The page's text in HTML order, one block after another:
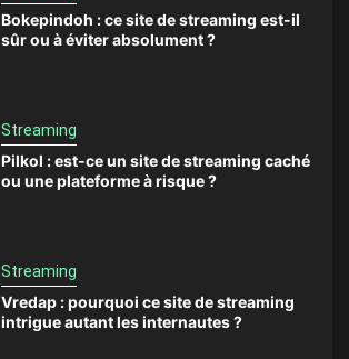
Bokepindoh : ce site de streaming est-il
sûr ou à éviter absolument ?
Streaming
Pilkol : est-ce un site de streaming caché
ou une plateforme à risque ?
Streaming
Vredap : pourquoi ce site de streaming
intrigue autant les internautes ?